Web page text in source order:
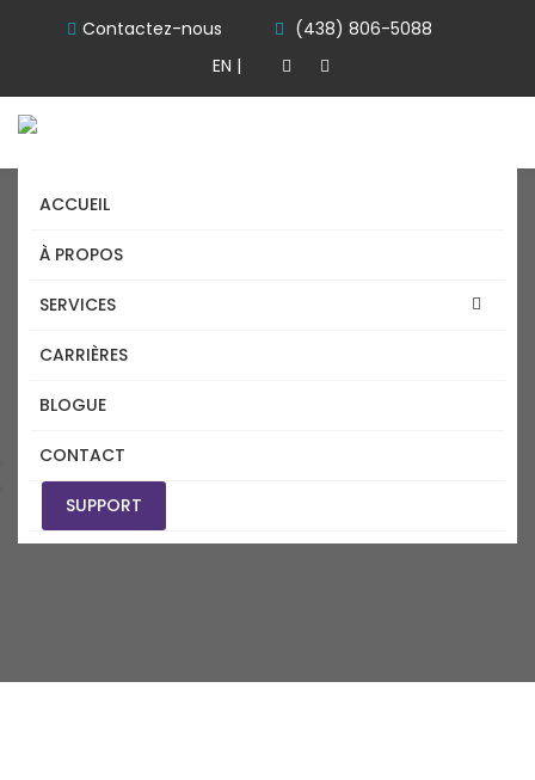
Contactez-nous
(438) 806-5088
EN |
ACCUEIL
À PROPOS
SERVICES
CARRIÈRES
BLOGUE
CONTACT
SUPPORT
SERVICES TI SAINT HUBERT
Accueil
services ti Saint Hubert